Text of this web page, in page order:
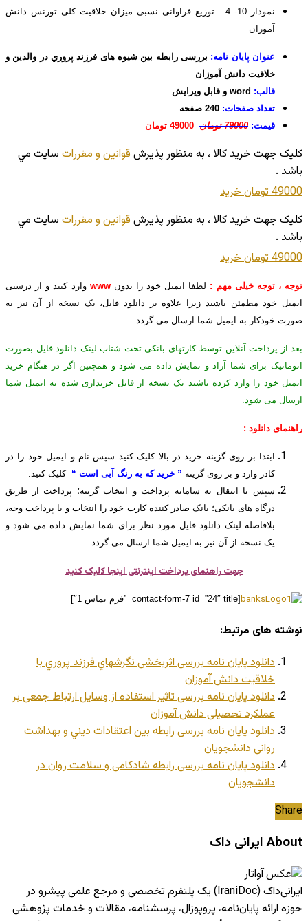
نمودار 10- 4 : توزیع فراوانی نسبی میزان خلاقیت کلی تورنس دانش
آموزان
عنوان پایان نامه: بررسی رابطه بین شیوه های فرزند پروري در والدين و
خلاقيت دانش آموزان
قالب:
تعداد صفحات:
قیمت: 79000 تومان 49000 تومان
کليک جهت خريد کالا ، به منظور پذيرشقوانين و مقررات سايت مي
باشد .
49000 تومان
خريد
کليک جهت خريد کالا ، به منظور پذيرشقوانين و مقررات سايت مي
باشد .
49000 تومان
خريد
توجه ، توجه خیلی مهم : لطفا ایمیل خود را بدون www وارد کنید و از درستی
ایمیل خود مطمئن باشید زیرا علاوه بر دانلود فایل، یک نسخه از آن نیز به
صورت خودکار به ایمیل شما ارسال می گردد.
بعد از پرداخت آنلاین توسط کارتهای بانکی تحت شتاب لینک دانلود فایل بصورت
اتوماتیک برای شما آزاد و نمایش داده می شود و همچنین اگر در هنگام خرید
ایمیل خود را وارد کرده باشید یک نسخه از فایل خریداری شده به ایمیل شما
ارسال می شود.
راهنمای دانلود :
ابتدا بر روی گزینه خرید در بالا کلیک کنید سپس نام و ایمیل خود را در
کادر وارد و بر روی گزینه ” خرید که به رنگ آبی است “ کلیک کنید.
سپس با انتقال به سامانه پرداخت و انتخاب گزینه؛ پرداخت از طریق
درگاه های بانکی؛ بانک صادر کننده کارت خود را انتخاب و با پرداخت وجه،
بلافاصله لینک دانلود فایل مورد نظر برای شما نمایش داده می شود و
یک نسخه از آن نیز به ایمیل شما ارسال می گردد.
جهت راهنمای پرداخت اینترنتی اینجا کلیک کنید
[contact-form-7 id=”24″ title=”فرم تماس 1″]
نوشته های مرتبط:
دانلود پایان نامه بررسی اثربخشی نگرشهاي فرزند پروري با
خلاقيت دانش آموزان
دانلود پایان نامه بررسی تاثیر استفاده از وسایل ارتباط جمعی بر
عملکرد تحصیلی دانش آموزان
دانلود پایان نامه بررسی رابطه بين اعتقادات ديني و بهداشت
روانی دانشجويان
دانلود پایان نامه بررسی رابطه شادکامی و سلامت روان در
دانشجویان
Share
About ایرانی داک
ایرانی‌داک (IraniDoc) یک پلتفرم تخصصی و مرجع علمی پیشرو در
حوزه ارائه پایان‌نامه، پروپوزال، پرسشنامه، مقالات و خدمات پژوهشی